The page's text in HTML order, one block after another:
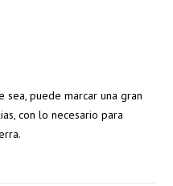
sea, puede marcar una gran
con lo necesario para